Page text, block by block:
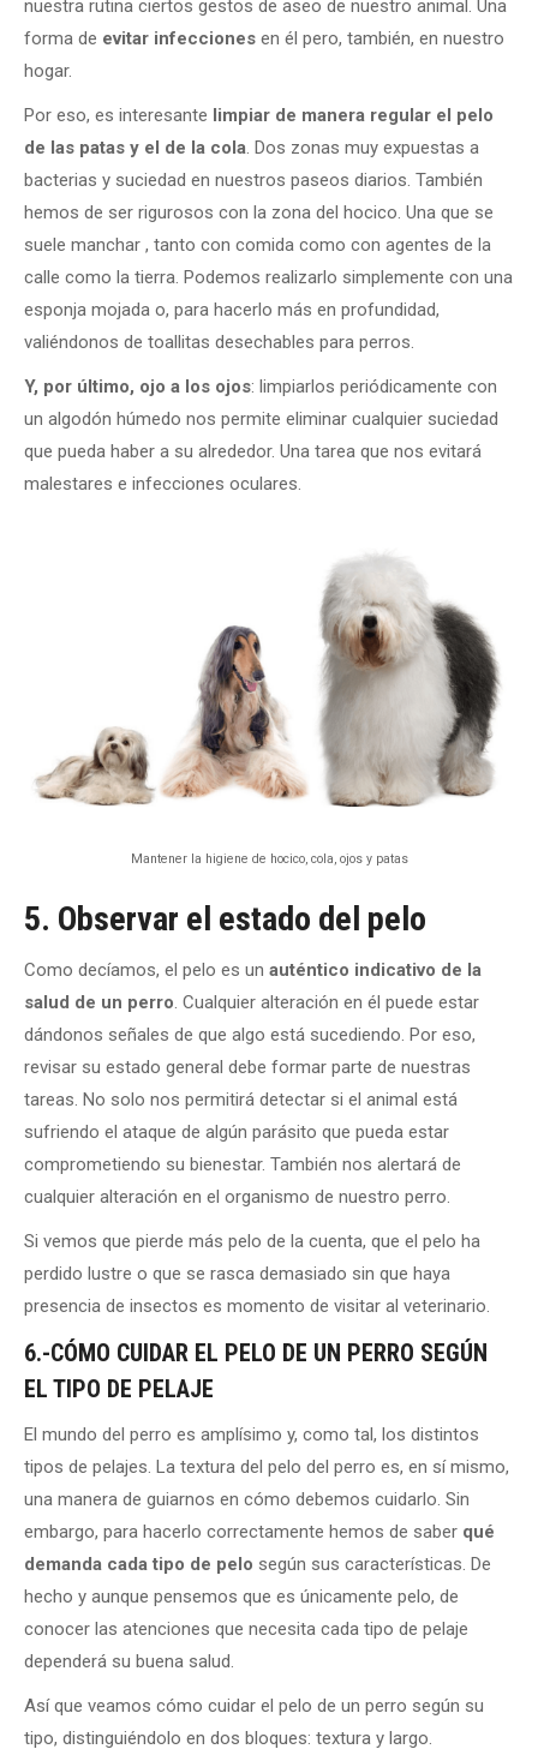
nuestra rutina ciertos gestos de aseo de nuestro animal. Una
forma de evitar infecciones en él pero, también, en nuestro
hogar.
Por eso, es interesante limpiar de manera regular el pelo
de las patas y el de la cola. Dos zonas muy expuestas a
bacterias y suciedad en nuestros paseos diarios. También
hemos de ser rigurosos con la zona del hocico. Una que se
suele manchar , tanto con comida como con agentes de la
calle como la tierra. Podemos realizarlo simplemente con una
esponja mojada o, para hacerlo más en profundidad,
valiéndonos de toallitas desechables para perros.
Y, por último, ojo a los ojos: limpiarlos periódicamente con
un algodón húmedo nos permite eliminar cualquier suciedad
que pueda haber a su alrededor. Una tarea que nos evitará
malestares e infecciones oculares.
Mantener la higiene de hocico, cola, ojos y patas
5. Observar el estado del pelo
Como decíamos, el pelo es un auténtico indicativo de la
salud de un perro. Cualquier alteración en él puede estar
dándonos señales de que algo está sucediendo. Por eso,
revisar su estado general debe formar parte de nuestras
tareas. No solo nos permitirá detectar si el animal está
sufriendo el ataque de algún parásito que pueda estar
comprometiendo su bienestar. También nos alertará de
cualquier alteración en el organismo de nuestro perro.
Si vemos que pierde más pelo de la cuenta, que el pelo ha
perdido lustre o que se rasca demasiado sin que haya
presencia de insectos es momento de visitar al veterinario.
6.-CÓMO CUIDAR EL PELO DE UN PERRO SEGÚN
EL TIPO DE PELAJE
El mundo del perro es amplísimo y, como tal, los distintos
tipos de pelajes. La textura del pelo del perro es, en sí mismo,
una manera de guiarnos en cómo debemos cuidarlo. Sin
embargo, para hacerlo correctamente hemos de saber qué
demanda cada tipo de pelo según sus características. De
hecho y aunque pensemos que es únicamente pelo, de
conocer las atenciones que necesita cada tipo de pelaje
dependerá su buena salud.
Así que veamos cómo cuidar el pelo de un perro según su
tipo, distinguiéndolo en dos bloques: textura y largo.